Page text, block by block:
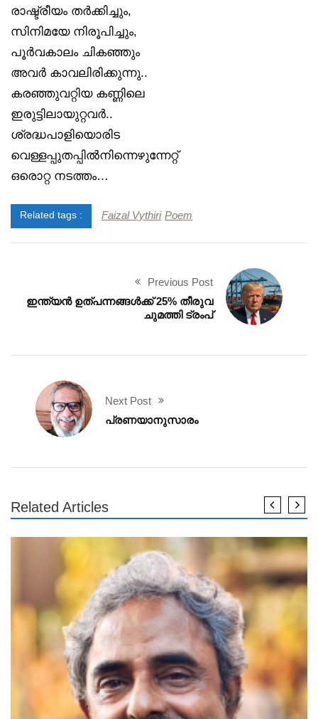
രാഷ്ട്രീയം തർക്കിച്ചും,
സിനിമയേ നിരൂപിച്ചും,
പൂർവകാലം ചികഞ്ഞും
അവർ കാവലിരിക്കുന്നു..
കരഞ്ഞുവറ്റിയ കണ്ണിലെ
ഇരുട്ടിലായുറ്റവർ..
ശ്രദ്ധപാളിയൊരിട
വെള്ളപ്പുതപ്പിൽനിന്നെഴുന്നേറ്റ്
ഒരൊറ്റ നടത്തം…
Related tags : Faizal Vythiri Poem
Previous Post
ഇന്ത്യൻ ഉത്പന്നങ്ങൾക്ക് 25% തീരുവ
ചുമത്തി ട്രംപ്
Next Post
പ്രണയാനുസാരം
Related Articles